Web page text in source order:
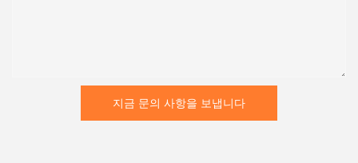
지금 문의 사항을 보냅니다